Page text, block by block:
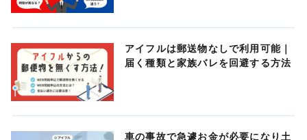
アイフルは郵送物なしで利用可能｜
届く種類と家族バレを回避する方法
車の事故で急遽お金が必要になり土